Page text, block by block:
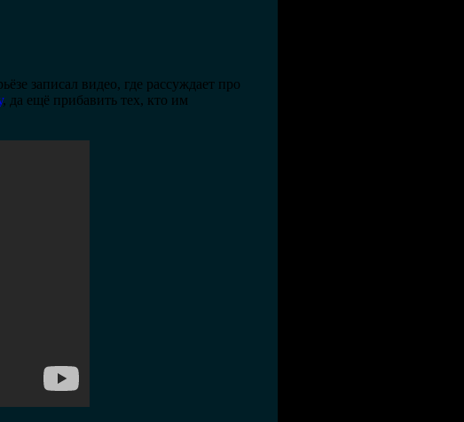
записал видео, где рассуждает про
, да ещё прибавить тех, кто им